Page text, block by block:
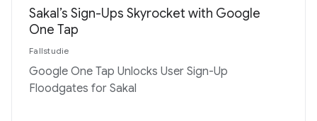
Sakal’s Sign-Ups Skyrocket with Google
One Tap
Fallstudie
Google One Tap Unlocks User Sign-Up
Floodgates for Sakal